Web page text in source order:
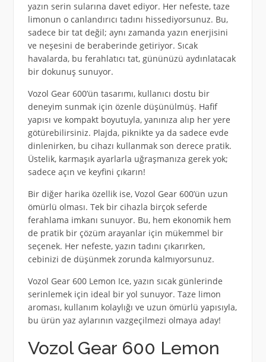
yazın serin sularına davet ediyor. Her nefeste, taze
limonun o canlandırıcı tadını hissediyorsunuz. Bu,
sadece bir tat değil; aynı zamanda yazın enerjisini
ve neşesini de beraberinde getiriyor. Sıcak
havalarda, bu ferahlatıcı tat, gününüzü aydınlatacak
bir dokunuş sunuyor.
Vozol Gear 600’ün tasarımı, kullanıcı dostu bir
deneyim sunmak için özenle düşünülmüş. Hafif
yapısı ve kompakt boyutuyla, yanınıza alıp her yere
götürebilirsiniz. Plajda, piknikte ya da sadece evde
dinlenirken, bu cihazı kullanmak son derece pratik.
Üstelik, karmaşık ayarlarla uğraşmanıza gerek yok;
sadece açın ve keyfini çıkarın!
Bir diğer harika özellik ise, Vozol Gear 600’ün uzun
ömürlü olması. Tek bir cihazla birçok seferde
ferahlama imkanı sunuyor. Bu, hem ekonomik hem
de pratik bir çözüm arayanlar için mükemmel bir
seçenek. Her nefeste, yazın tadını çıkarırken,
cebinizi de düşünmek zorunda kalmıyorsunuz.
Vozol Gear 600 Lemon Ice, yazın sıcak günlerinde
serinlemek için ideal bir yol sunuyor. Taze limon
aroması, kullanım kolaylığı ve uzun ömürlü yapısıyla,
bu ürün yaz aylarının vazgeçilmezi olmaya aday!
Vozol Gear 600 Lemon